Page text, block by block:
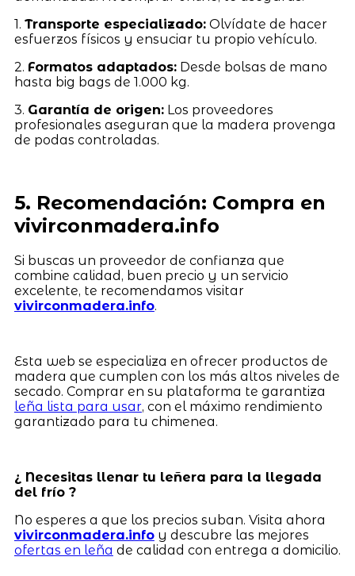
1. Transporte especializado:Olvídate de hacer
esfuerzos físicos y ensuciar tu propio vehículo.
2. Formatos adaptados:Desde bolsas de mano
hasta big bags de 1.000 kg.
3. Garantía de origen:Los proveedores
profesionales aseguran que la madera provenga
de podas controladas.
5. Recomendación: Compra en
vivirconmadera.info
Si buscas un proveedor de confianza que
combine calidad, buen precio y un servicio
excelente, te recomendamos visitar
vivirconmadera.info.
Esta web se especializa en ofrecer productos de
madera que cumplen con los más altos niveles de
secado. Comprar en su plataforma te garantiza
leña lista para usar, con el máximo rendimiento
garantizado para tu chimenea.
¿ Necesitas llenar tu leñera para la llegada
del frío ?
No esperes a que los precios suban. Visita ahora
vivirconmadera.infoy descubre las mejores
ofertas en leña de calidad con entrega a domicilio.